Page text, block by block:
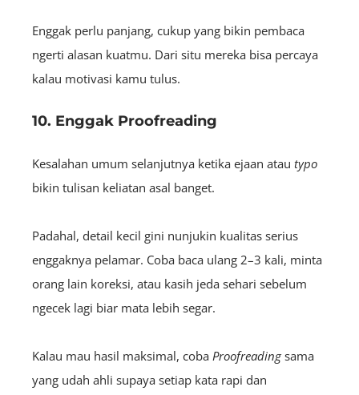
Enggak perlu panjang, cukup yang bikin pembaca
ngerti alasan kuatmu. Dari situ mereka bisa percaya
kalau motivasi kamu tulus.
10. Enggak Proofreading
Kesalahan umum selanjutnya ketika ejaan atau typo
bikin tulisan keliatan asal banget.
Padahal, detail kecil gini nunjukin kualitas serius
enggaknya pelamar. Coba baca ulang 2–3 kali, minta
orang lain koreksi, atau kasih jeda sehari sebelum
ngecek lagi biar mata lebih segar.
Kalau mau hasil maksimal, coba Proofreadingsama
yang udah ahli supaya setiap kata rapi dan